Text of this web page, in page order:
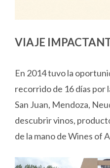
VIAJE
En 2014 tuvo la
recorrido de 16 días por
San Juan, Mendoza,
descubrir vinos,
de la mano de Wines of